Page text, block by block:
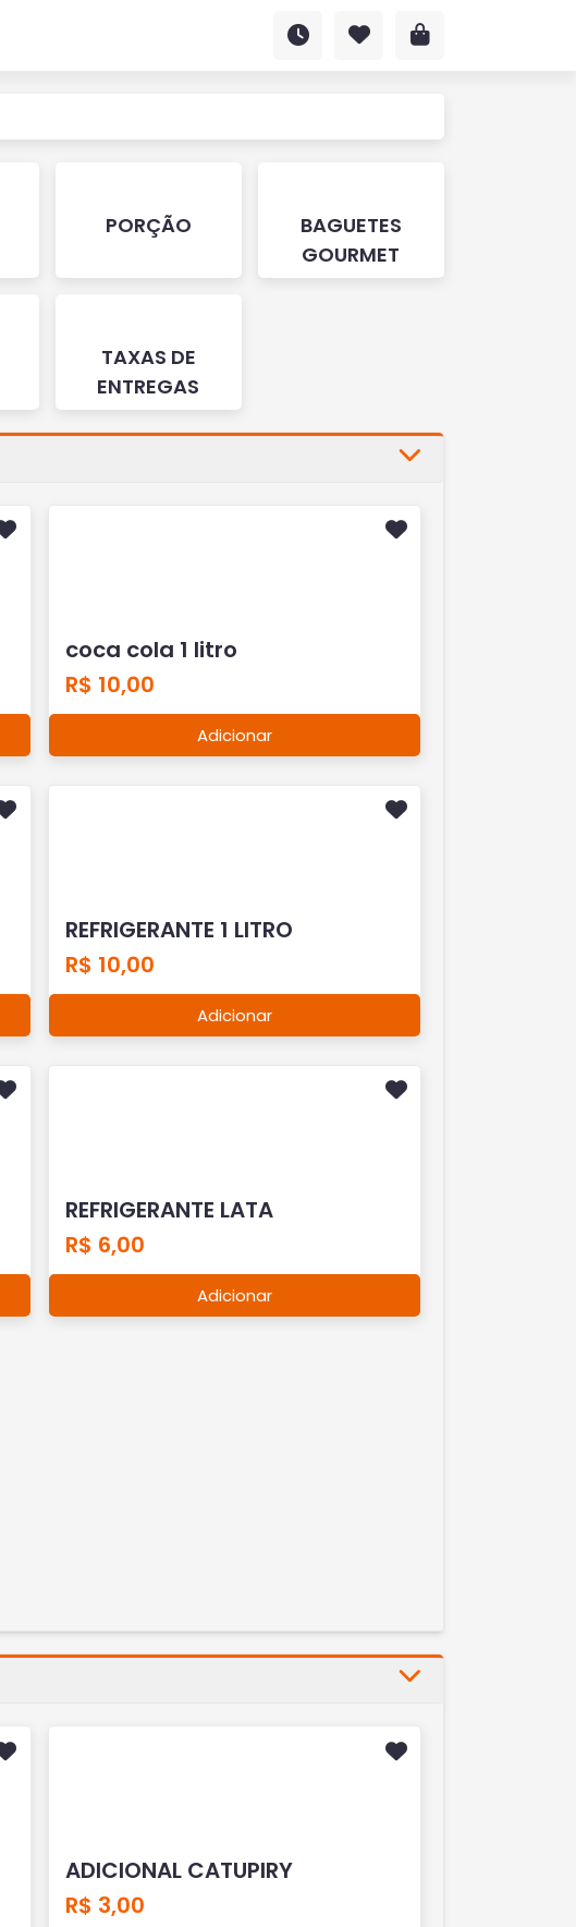
PORÇÃO
BAGUETES
GOURMET
TAXAS DE
ENTREGAS
coca cola 1 litro
R$ 10,00
Adicionar
REFRIGERANTE 1 LITRO
R$ 10,00
Adicionar
REFRIGERANTE LATA
R$ 6,00
Adicionar
ADICIONAL CATUPIRY
R$ 3,00